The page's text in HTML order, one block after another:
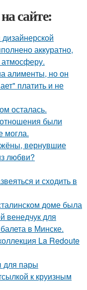
сайте:
аккуратно,
алименты, но он
платить и не
осталась.
были
могла.
вернувшие
любви?
и сходить в
доме была
венедчук для
в Минске.
La Redoute
для пары
к круизным